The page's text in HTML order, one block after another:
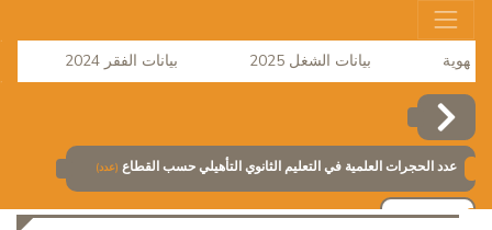
بيانات الشغل 2025 بيانات الفقر 2024
عدد الحجرات العلمية في التعليم الثانوي التأهيلي حسب القطاع (عدد)